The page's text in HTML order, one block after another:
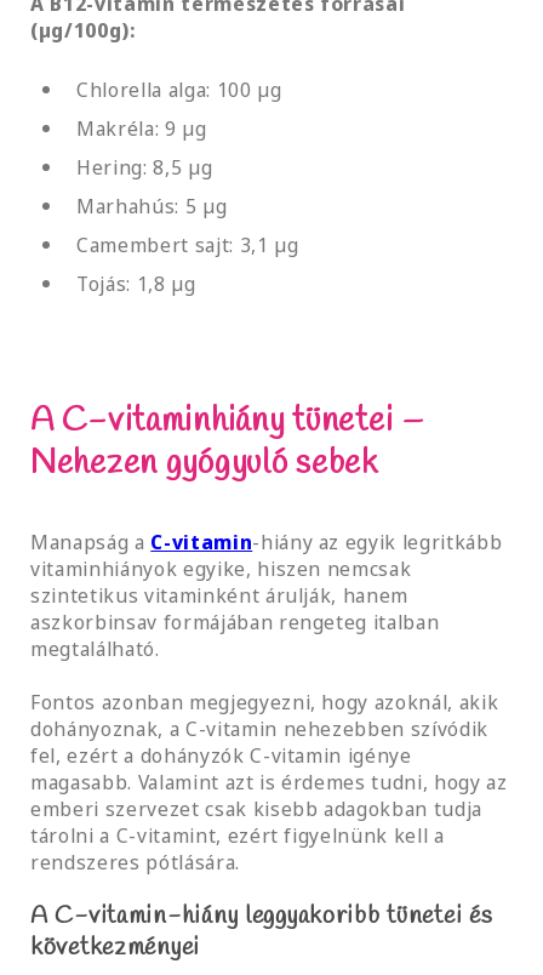
(µg/100g):
Chlorella alga: 100 µg
Makréla: 9 µg
Hering: 8,5 µg
Marhahús: 5 µg
Camembert sajt: 3,1 µg
Tojás: 1,8 µg
A C-vitaminhiány tünetei –
Nehezen gyógyuló sebek
Manapság a C-vitamin-hiány az egyik legritkább
vitaminhiányok egyike, hiszen nemcsak
szintetikus vitaminként árulják, hanem
aszkorbinsav formájában rengeteg italban
megtalálható.
Fontos azonban megjegyezni, hogy azoknál, akik
dohányoznak, a C-vitamin nehezebben szívódik
fel, ezért a dohányzók C-vitamin igénye
magasabb. Valamint azt is érdemes tudni, hogy az
emberi szervezet csak kisebb adagokban tudja
tárolni a C-vitamint, ezért figyelnünk kell a
rendszeres pótlására.
A C-vitamin-hiány leggyakoribb tünetei és
következményei